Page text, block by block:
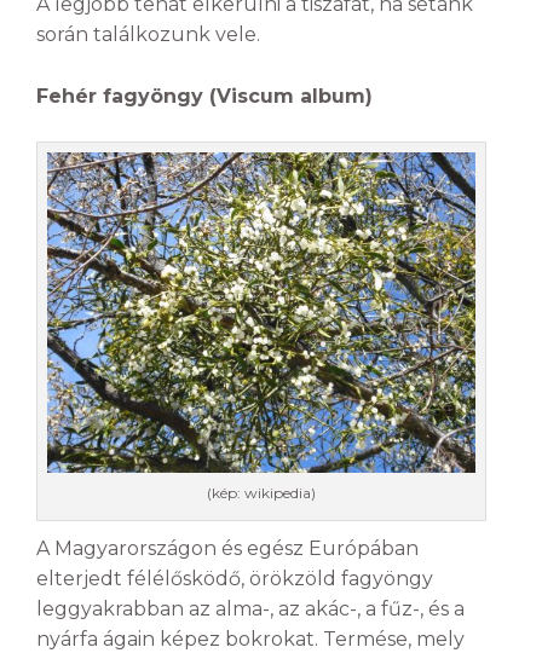
során találkozunk vele.
Fehér fagyöngy (Viscum album)
(kép: wikipedia)
A Magyarországon és egész Európában
elterjedt félélősködő, örökzöld fagyöngy
leggyakrabban az alma-, az akác-, a fűz-, és a
nyárfa ágain képez bokrokat. Termése, mely